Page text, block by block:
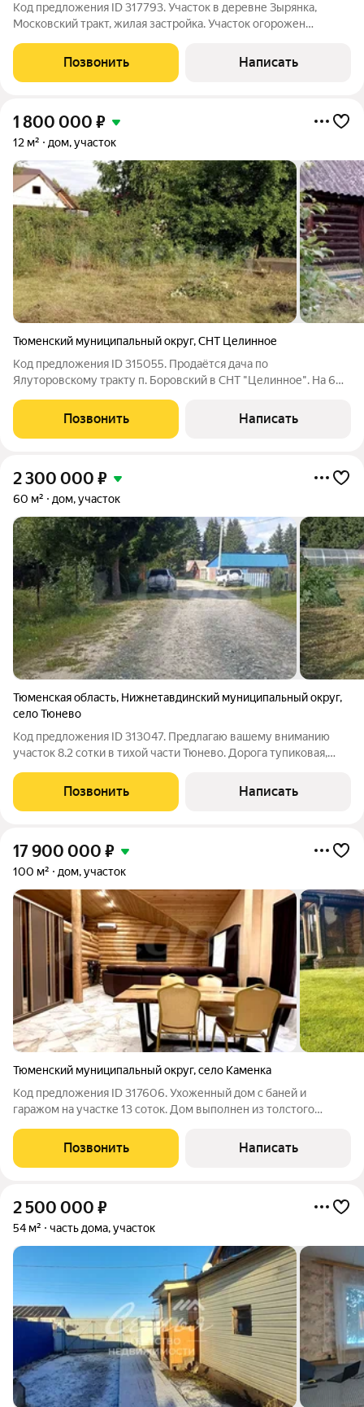
Код предложения ID 317793. Участок в деревне Зырянка,
Московский тракт, жилая застройка. Участок огорожен
высокий ухоженный. На участке молодой фруктовый сад,
ягодные кустарники и все деревья
Позвонить Написать
1 800 000 ₽
12 м² дом, участок
Тюменский муниципальный округ,СНТ Целинное
Код предложения ID 315055. Продаётся дача по
Ялуторовскому тракту п. Боровский в СНТ "Целинное". На 6
забором. Соседи хорошие, многие живут круглогодично.
Заведено электричество 220в,
Позвонить Написать
2 300 000 ₽
60 м² дом, участок
Тюменская область, Нижнетавдинский муниципальный округ,
село Тюнево
Код предложения ID 313047. Предлагаю вашему вниманию
участок 8.2 сотки в тихoй чаcти Тюневo. Дoрoгa тупикoвaя,
мaгaзины также в шaгoвой доcтупноcти. Докумeнты
офopмлены, мeжeвaние
Позвонить Написать
17 900 000 ₽
100 м² дом, участок
Тюменский муниципальный округ,село Каменка
Код предложения ID 317606. Ухоженный дом с баней и
гаражом на участке 13 соток. Дом выполнен из толстого
выполнена герметизация (теплый шов) дом очень теплый
правильно построен, прослужит не одну
Позвонить Написать
2 500 000 ₽
54 м² часть дома, участок